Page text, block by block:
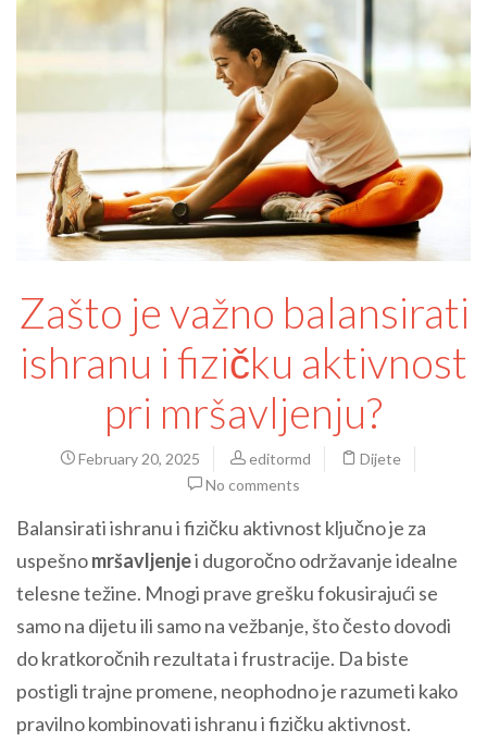
Zašto je važno balansirati
ishranu i fizičku aktivnost
pri mršavljenju?
February 20, 2025 editormd
Dijete
No comments
Balansirati ishranu i fizičku aktivnost ključno je za
uspešnomršavljenjei dugoročno održavanje idealne
telesne težine. Mnogi prave grešku fokusirajući se
samo na dijetu ili samo na vežbanje, što često dovodi
do kratkoročnih rezultata i frustracije. Da biste
postigli trajne promene, neophodno je razumeti kako
pravilno kombinovati ishranu i fizičku aktivnost.